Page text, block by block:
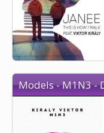
Models - M1N3 -